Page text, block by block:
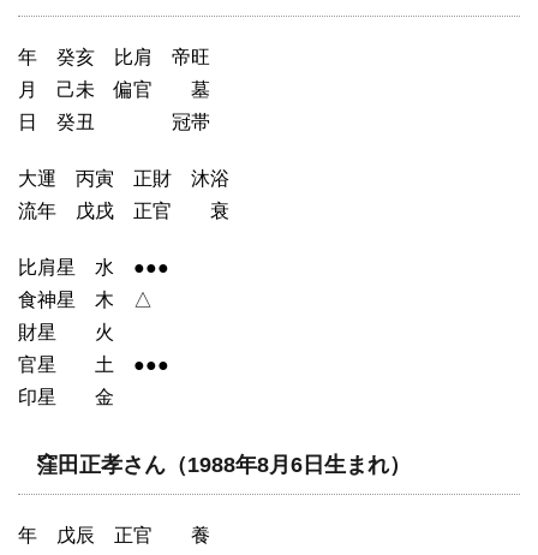
年 癸亥 比肩 帝旺
月 己未 偏官 墓
日 癸丑 冠帯
大運 丙寅 正財 沐浴
流年 戊戌 正官 衰
比肩星 水 ●●●
食神星 木 △
財星 火
官星 土 ●●●
印星 金
窪田正孝さん（1988年8月6日生まれ）
年 戊辰 正官 養